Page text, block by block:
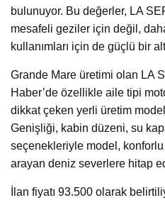
bulunuyor. Bu değerler, LA
mesafeli geziler için değil,
kullanımları için de güçlü bir
Grande Mare üretimi olan LA
Haber’de özellikle aile tipi
dikkat çeken yerli üretim
Genişliği, kabin düzeni, su
seçenekleriyle model,
arayan deniz severlere hitap
İlan fiyatı 93.500 olarak